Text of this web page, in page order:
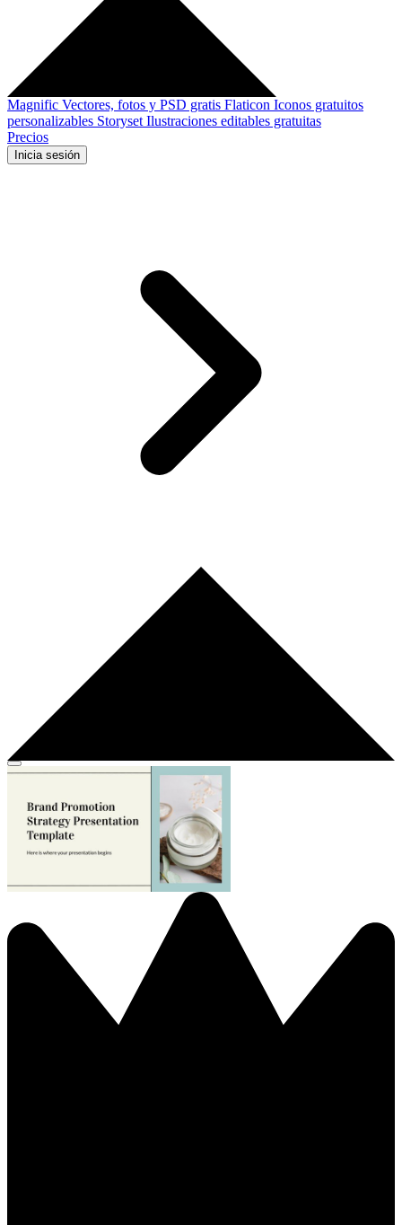
Magnific Vectores, fotos y PSD gratis Flaticon Iconos gratuitos
personalizables Storyset Ilustraciones editables gratuitas
Precios
Inicia sesión